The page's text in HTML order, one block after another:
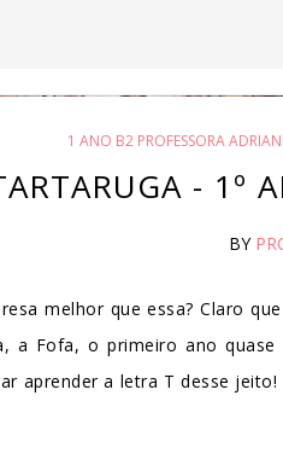
1 ANO B2 PROFESSORA
- 1º
BY
melhor que essa? Claro
a Fofa, o primeiro ano
aprender a letra T desse